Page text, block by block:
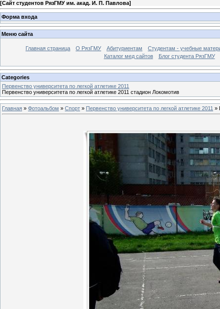
[Сайт студентов РязГМУ им. акад. И. П. Павлова]
Форма входа
Меню сайта
Главная страница О РязГМУ Абитуриентам
Студентам - учебные
Каталог мед сайтов
Блог студента РязГМУ
Categories
Первенство университета по легкой атлетике 2011
Первенство университета по легкой атлетике 2011 стадион Локомотив
Главная » Фотоальбом » Спорт » Первенство университета по легкой атлетике 2011 »